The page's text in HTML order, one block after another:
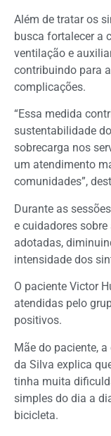
Além de tratar os
busca fortalecer a
ventilação e
contribuindo para
complicações.
“Essa medida
sustentabilidade
sobrecarga nos
um atendimento
comunidades”,
Durante as
e cuidadores
adotadas,
intensidade dos
O paciente Victor
atendidas pelo
positivos.
Mãe do paciente,
da Silva explica
tinha muita
simples do dia a
bicicleta.